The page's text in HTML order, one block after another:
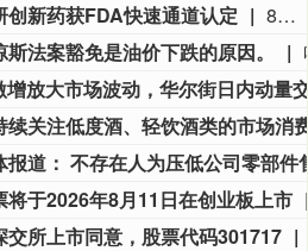
创新药获FDA快速通道认定
8月9日，远大医药（00512.HK）披露公告，公司FAP靶点创新核药GPN01530-2获得美国FDA授予快速通道资格（FTD）。GPN01530-2目前已获FDA批准开展用于诊断实体瘤的I/II期临床研究，此次获快速通道资格认定，有望加快GPN01530-2未来开发及上市进程。
法案豁免是油价下跌的原因。
将于2026年8月11日在创业板上市
交所上市同意，股票代码301717